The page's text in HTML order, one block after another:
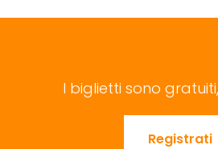
I biglietti sono
Registrati